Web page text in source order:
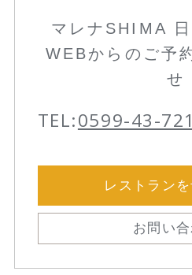
マレナSHIMA
WEBからのご予
せ
TEL:0599-43-
レストラン
お問い